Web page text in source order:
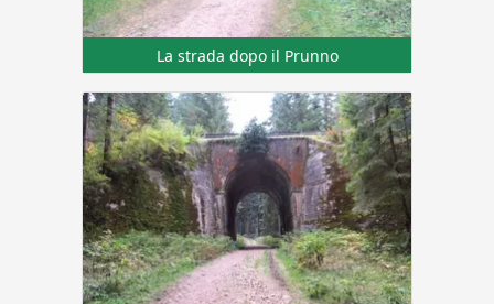
La strada dopo il Prunno